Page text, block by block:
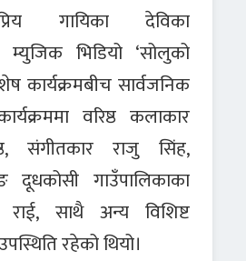
गायिका देविका
भिडियो ‘सोलुको
कार्यक्रमबीच सार्वजनिक
वरिष्ठ कलाकार
संगीतकार राजु सिंह,
गाउँपालिकाका
साथै अन्य विशिष्ट
रहेको थियो।